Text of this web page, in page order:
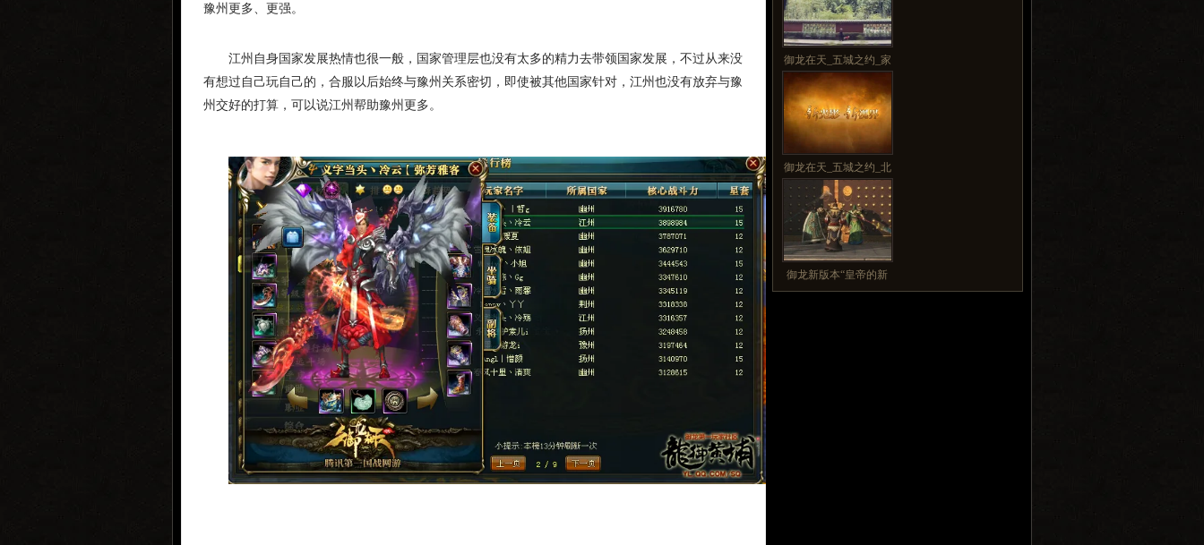
豫州更多、更强。
江州自身国家发展热情也很一般，国家管理层也没有太多的精力去带领国家发展，不过从来没
有想过自己玩自己的，合服以后始终与豫州关系密切，即使被其他国家针对，江州也没有放弃与豫
州交好的打算，可以说江州帮助豫州更多。
御龙在天_五城之约_家
御龙在天_五城之约_北
御龙新版本“皇帝的新